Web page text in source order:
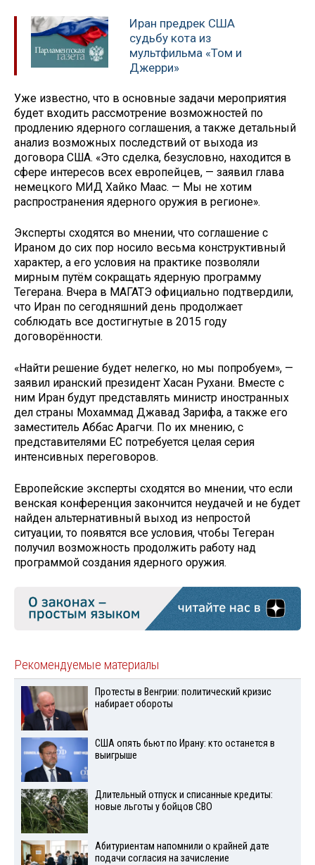
Иран предрек США
судьбу кота из
мультфильма «Том и
Джерри»
Уже известно, что в основные задачи мероприятия
будет входить рассмотрение возможностей по
продлению ядерного соглашения, а также детальный
анализ возможных последствий от выхода из
договора США. «Это сделка, безусловно, находится в
сфере интересов всех европейцев, — заявил глава
немецкого МИД Хайко Маас. — Мы не хотим
распространения ядерного оружия в регионе».
Эксперты сходятся во мнении, что соглашение с
Ираном до сих пор носило весьма конструктивный
характер, а его условия на практике позволяли
мирным путём сокращать ядерную программу
Тегерана. Вчера в МАГАТЭ официально подтвердили,
что Иран по сегодняшний день продолжает
соблюдать все достигнутые в 2015 году
договорённости.
«Найти решение будет нелегко, но мы попробуем», —
заявил иранский президент Хасан Рухани. Вместе с
ним Иран будут представлять министр иностранных
дел страны Мохаммад Джавад Зарифа, а также его
заместитель Аббас Арагчи. По их мнению, с
представителями ЕС потребуется целая серия
интенсивных переговоров.
Европейские эксперты сходятся во мнении, что если
венская конференция закончится неудачей и не будет
найден альтернативный выход из непростой
ситуации, то появятся все условия, чтобы Тегеран
получил возможность продолжить работу над
программой создания ядерного оружия.
Рекомендуемые материалы
Протесты в Венгрии: политический кризис
набирает обороты
США опять бьют по Ирану: кто останется в
выигрыше
Длительный отпуск и списанные кредиты:
новые льготы у бойцов СВО
Абитуриентам напомнили о крайней дате
подачи согласия на зачисление